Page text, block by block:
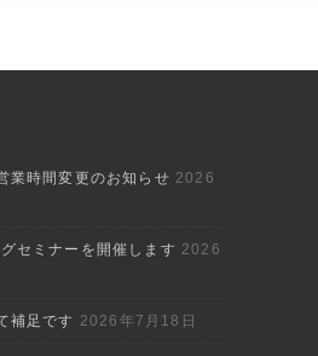
業時間変更のお知らせ 2026
セミナーを開催します 2026
補足です 2026年7月18日